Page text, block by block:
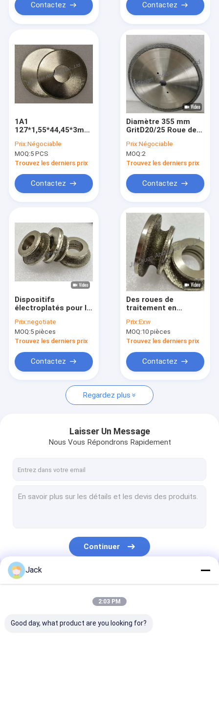
Produits
Vidéos
À propos de nous
Contactez-nous
Nouvelles
Demander un devis
BCN affilant des roues
Roues de BCN pour Woodturners
goupilles de meulage de diamant
Goupilles de meulage de BCN
lame plaquée de diamant
Contactez Contactez
1A1
127*1,55*44,45*3mm
meulage au diamant
électroplaquée
Prix:Négociable
MOQ:5 PCS
Trouvez les derniers prix
Contactez
Diamètre 355 mm
GritD20/25 Roue de
électroplaté pour le
meulage de la fonte
Prix:Négociable
MOQ:2
Trouvez les derniers prix
Contactez
Dispositifs
électroplatés pour le
diamants Rouleaux
ordinaires
Prix:negotiate
MOQ:5 pièces
Trouvez les derniers prix
Contactez
Des roues de
traitement en
électroplaquées pour
l'usinage du carbure
de tungstène et des
trempé
Prix:Exw
MOQ:10 pièces
Trouvez les derniers prix
Contactez
Regardez plus
Laisser Un Message
Nous Vous Répondrons Rapidement
Continuer
Nos Catégories
Jack
2:03 PM
Good day, what product are you looking for?